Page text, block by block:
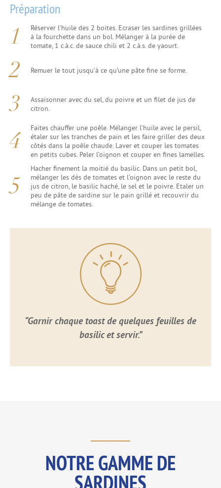
Préparation
Réserver l’huile des 2 boites. Ecraser les sardines grillées
à la fourchette dans un bol. Mélanger à la purée de
tomate, 1 c.à.c. de sauce chili et 2 c.à.s. de yaourt.
Remuer le tout jusqu’à ce qu’une pâte fine se forme.
Assaisonner avec du sel, du poivre et un filet de jus de
citron.
Faites chauffer une poêle. Mélanger l’huile avec le persil,
étaler sur les tranches de pain et les faire griller des deux
côtés dans la poêle chaude. Laver et couper les tomates
en petits cubes. Peler l’oignon et couper en fines lamelles.
Hacher finement la moitié du basilic. Dans un petit bol,
mélanger les dés de tomates et l’oignon avec le reste du
jus de citron, le basilic haché, le sel et le poivre. Etaler un
peu de pâte de sardine sur le pain grillé et recouvrir du
mélange de tomates.
“Garnir chaque toast de quelques feuilles de
basilic et servir.”
NOTRE GAMME DE
SARDINES